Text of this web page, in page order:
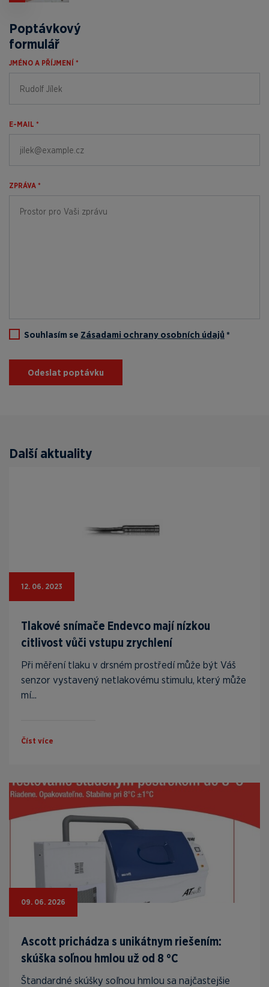
Poptávkový
formulář
JMÉNO A PŘÍJMENÍ *
E-MAIL *
ZPRÁVA *
Souhlasím se Zásadami ochrany osobních údajů *
Odeslat poptávku
Další aktuality
12. 06. 2023
Tlakové snímače Endevco mají nízkou
citlivost vůči vstupu zrychlení
Při měření tlaku v drsném prostředí může být Váš
senzor vystavený netlakovému stimulu, který může
mí...
Číst více
09. 06. 2026
Ascott prichádza s unikátnym riešením:
skúška soľnou hmlou už od 8 °C
Štandardné skúšky soľnou hmlou sa najčastejšie